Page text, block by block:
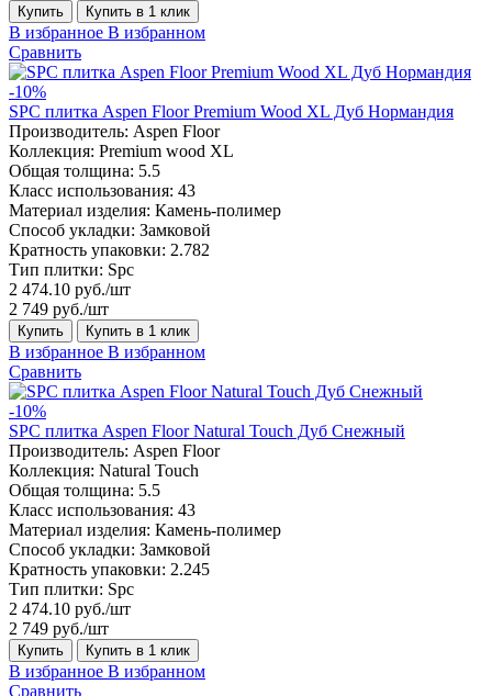
Купить Купить в 1 клик
В избранное В избранном
Сравнить
-10%
SPC плитка Aspen Floor Premium Wood XL Дуб Нормандия
Производитель: Aspen Floor
Коллекция: Premium wood XL
Общая толщина: 5.5
Класс использования: 43
Материал изделия: Камень-полимер
Способ укладки: Замковой
Кратность упаковки: 2.782
Тип плитки: Spc
2 474.10 руб./шт
2 749 руб./шт
Купить Купить в 1 клик
В избранное В избранном
Сравнить
-10%
SPC плитка Aspen Floor Natural Touch Дуб Снежный
Производитель: Aspen Floor
Коллекция: Natural Touch
Общая толщина: 5.5
Класс использования: 43
Материал изделия: Камень-полимер
Способ укладки: Замковой
Кратность упаковки: 2.245
Тип плитки: Spc
2 474.10 руб./шт
2 749 руб./шт
Купить Купить в 1 клик
В избранное В избранном
Сравнить